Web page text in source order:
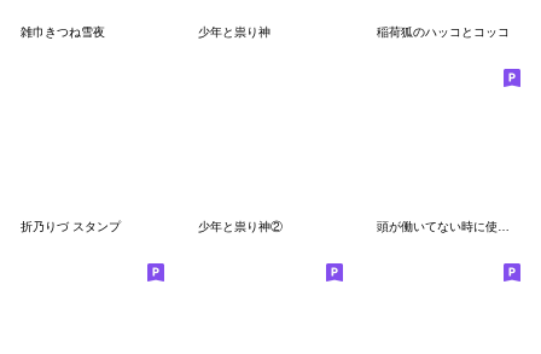
雑巾きつね雪夜 少年と祟り神 稲荷狐のハッコとコッコ
折乃りづ スタンプ 少年と祟り神② 頭が働いてない時に使うスタンプ4